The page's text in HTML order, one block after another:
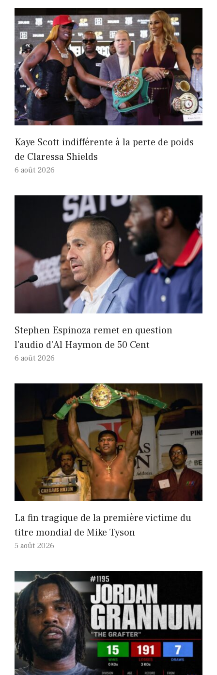
Kaye Scott indifférente à la perte de poids
de Claressa Shields
6 août 2026
Stephen Espinoza remet en question
l'audio d'Al Haymon de 50 Cent
6 août 2026
La fin tragique de la première victime du
titre mondial de Mike Tyson
5 août 2026